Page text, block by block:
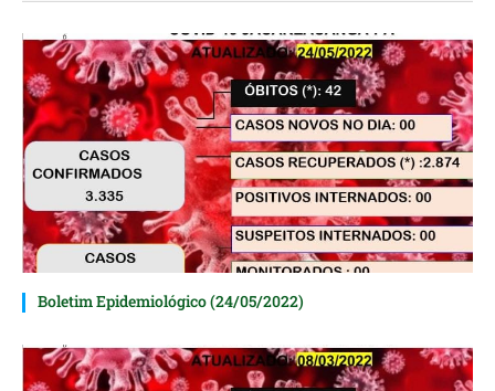
Boletim Epidemiológico (24/05/2022)